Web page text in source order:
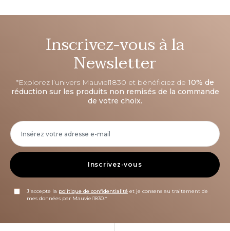
Inscrivez-vous à la
Newsletter
*Explorez l’univers Mauviel1830 et bénéficiez de 10% de
réduction sur les produits non remisés de la commande
de votre choix.
Inscrivez-vous
J'accepte la politique de confidentialité et je consens au traitement de
mes données par Mauviel1830.*